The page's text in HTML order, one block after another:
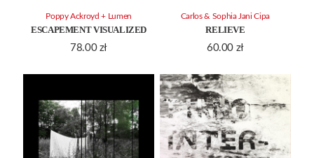
ESCAPEMENT VISUALIZED
78.00 zł
Poppy Ackroyd + Lumen
RELIEVE
60.00 zł
Carlos & Sophia Jani Cipa